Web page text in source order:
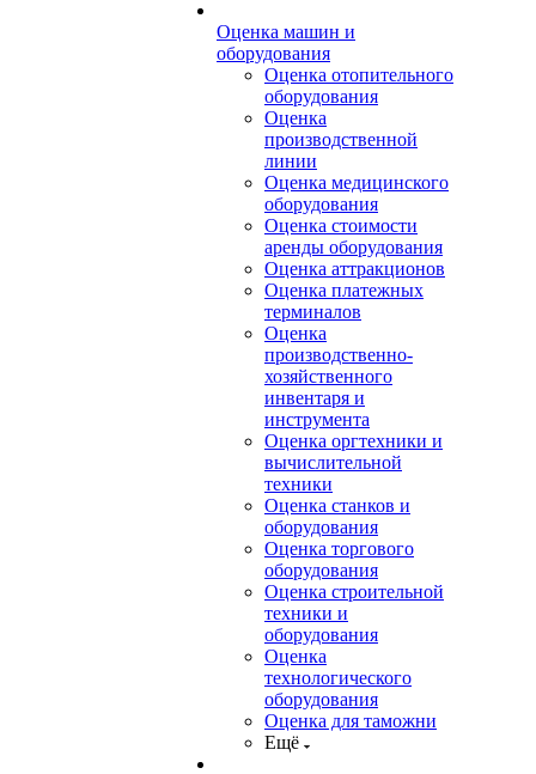
Оценка машин и
оборудования
Оценка отопительного
оборудования
Оценка
производственной
линии
Оценка медицинского
оборудования
Оценка стоимости
аренды оборудования
Оценка аттракционов
Оценка платежных
терминалов
Оценка
производственно-
хозяйственного
инвентаря и
инструмента
Оценка оргтехники и
вычислительной
техники
Оценка станков и
оборудования
Оценка торгового
оборудования
Оценка строительной
техники и
оборудования
Оценка
технологического
оборудования
Оценка для таможни
Ещё